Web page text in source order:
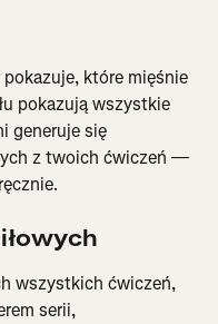
które mięśnie
pokazują wszystkie
generuje się
z twoich ćwiczeń —
wszystkich ćwiczeń,
serii,